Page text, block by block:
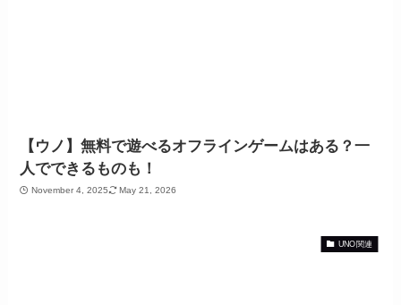
【ウノ】無料で遊べるオフラインゲームはある？一
人でできるものも！
November 4, 2025 May 21, 2026
UNO関連